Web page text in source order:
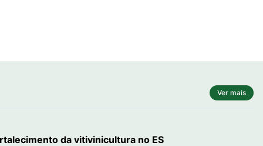
Ver mais
da vitivinicultura no ES